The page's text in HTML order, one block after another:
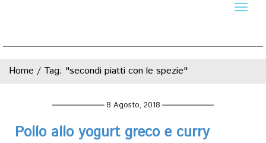
Home / Tag: "secondi piatti con le spezie"
8 Agosto, 2018
Pollo allo yogurt greco e curry